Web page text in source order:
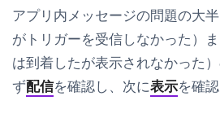
アプリ内メッセージの問題の大半
がトリガーを受信しなかった）
は到着したが表示されなかった
ず配信を確認し、次に表示を確